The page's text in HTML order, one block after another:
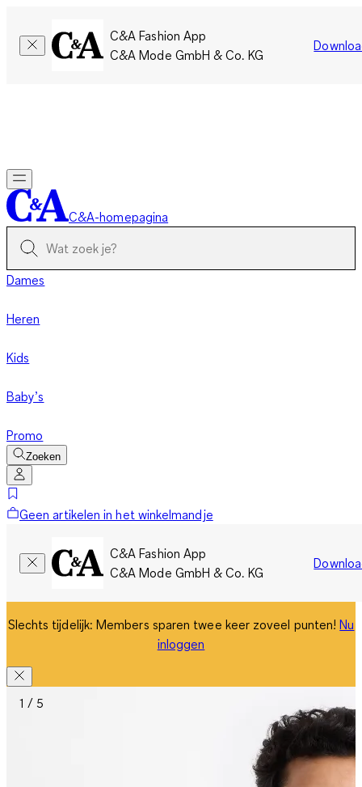
C&A Fashion App
C&A Mode GmbH & Co. KG
C&A-homepagina
Dames
Heren
Kids
Baby’s
Promo
Zoeken
Geen artikelen in het winkelmandje
C&A Fashion App
C&A Mode GmbH & Co. KG
Slechts tijdelijk: Members sparen twee keer zoveel punten!Nu
inloggen
1 / 5